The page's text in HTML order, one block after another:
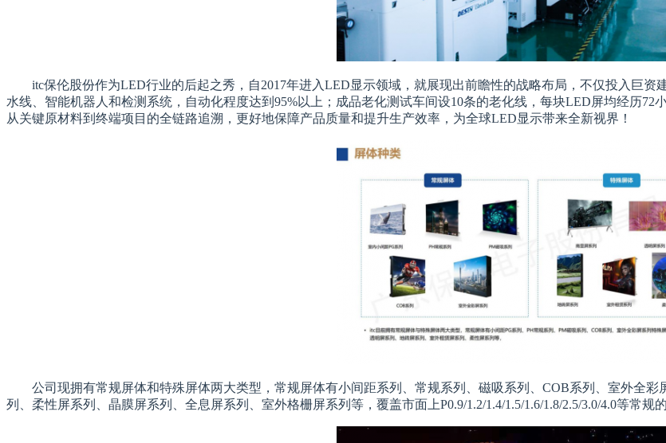
itc保伦股份作为LED行业的后起之秀，自2017年进入LED显示领域，就展现出前瞻性的战略布局，不仅投入巨
水线、智能机器人和检测系统，自动化程度达到95%以上；成品老化测试车间设10条的老化线，每块LED屏均经历
从关键原材料到终端项目的全链路追溯，更好地保障产品质量和提升生产效率，为全球LED显示带来全新视界！
公司现拥有常规屏体和特殊屏体两大类型，常规屏体有小间距系列、常规系列、磁吸系列、COB系列、室外全
列、柔性屏系列、晶膜屏系列、全息屏系列、室外格栅屏系列等，覆盖市面上P0.9/1.2/1.4/1.5/1.6/1.8/2.5/3.0/4.0等常规